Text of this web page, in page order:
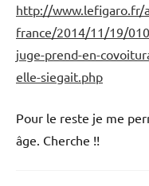
http://www.lefigaro.fr/
france/2014/11/19/
juge-prend-en-
elle-siegait.php
Pour le reste je me
âge. Cherche !!